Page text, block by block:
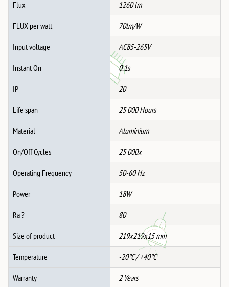
Flux 1260 lm
FLUX per watt 70lm/W
Input voltage AC85-265V
Instant On 0.1s
IP 20
Life span 25 000 Hours
Material Aluminium
On/Off Cycles 25 000x
Operating Frequency 50-60 Hz
Power 18W
Ra ? 80
Size of product 219x219x15 mm
Temperature -20°C / +40°C
Warranty 2 Years